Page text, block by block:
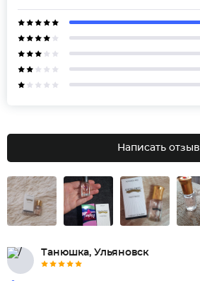
Написать отзыв
Танюшка, Ульяновск